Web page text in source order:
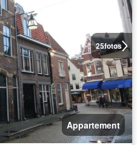
25fotos
Appartement